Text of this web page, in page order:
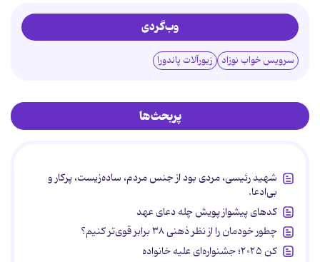
وب‌گردی
سرویس خواب نوزاد زیورآلات پاندورا
پربحث‌ها
شهید رئیسی، مردی بود از جنس مردم، ساده‌زیست، پرکار و
بی‌ادعا.
کدهای پیشواز پویش چله دعای عهد
چطور خودمان را از نظر ذهنی ۳۸ برابر قوی‌تر کنیم؟
کن ۲۰۲۵؛ جشنواره‌ای علیه خانواده